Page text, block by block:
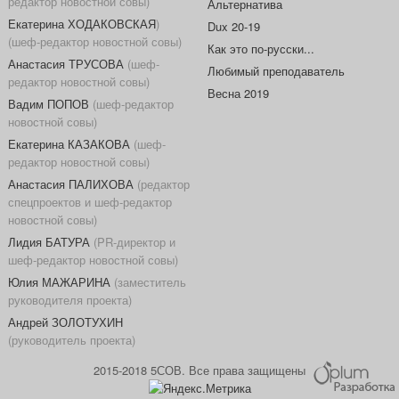
Екатерина ХОДАКОВСКАЯ)
(шеф-редактор новостной совы)
Анастасия ТРУСОВА(шеф-
редактор новостной совы)
Вадим ПОПОВ (шеф-редактор
новостной совы)
Екатерина КАЗАКОВА(шеф-
редактор новостной совы)
Анастасия ПАЛИХОВА(редактор
спецпроектов и шеф-редактор
новостной совы)
Лидия БАТУРА(PR-директор и
шеф-редактор новостной совы)
Юлия МАЖАРИНА(заместитель
руководителя проекта)
Андрей ЗОЛОТУХИН
(руководитель проекта)
Альтернатива
Dux 20-19
Как это по-русски...
Любимый преподаватель
Весна 2019
2015-2018 5СОВ. Все права защищены